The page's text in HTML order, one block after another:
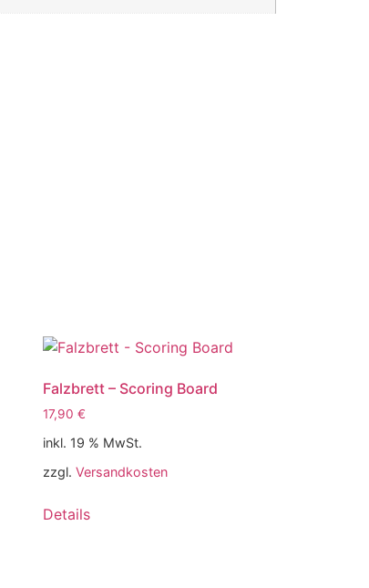
Falzbrett – Scoring Board
17,90€
inkl. 19 % MwSt.
zzgl.Versandkosten
Details